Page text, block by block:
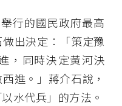
行的國民政府最高
出決定：「策定豫
，同時決定黃河決
進。」蔣介石說，
水代兵」的方法。